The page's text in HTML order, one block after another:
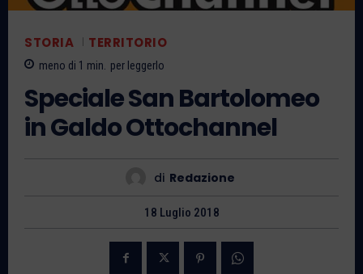
STORIA TERRITORIO
meno di 1 min. per leggerlo
Speciale San Bartolomeo
in Galdo Ottochannel
di Redazione
18 Luglio 2018